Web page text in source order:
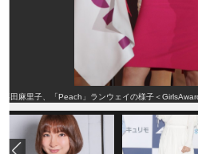
篠田麻里子、「Peach」ランウェイの様子＜